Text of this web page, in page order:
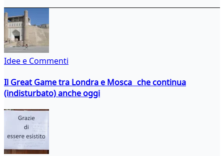
Idee e Commenti
Il Great Game tra Londra e Mosca che continua
(indisturbato) anche oggi